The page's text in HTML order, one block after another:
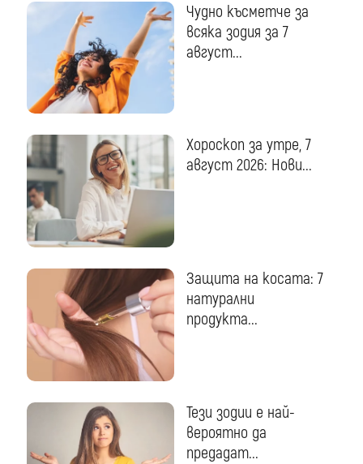
Чудно късметче за
всяка зодия за 7
август...
Хороскоп за утре, 7
август 2026: Нови...
Защита на косата: 7
натурални
продукта...
Тези зодии е най-
вероятно да
предадат...